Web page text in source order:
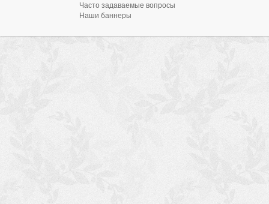
Часто задаваемые вопросы
Наши баннеры